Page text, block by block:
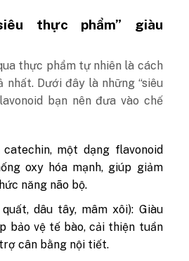
thực phẩm” giàu
thực phẩm tự nhiên là cách
nhất. Dưới đây là những “siêu
bạn nên đưa vào chế
catechin, một dạng flavonoid
oxy hóa mạnh, giúp giảm
năng não bộ.
dâu tây, mâm xôi): Giàu
bảo vệ tế bào, cải thiện tuần
cân bằng nội tiết.